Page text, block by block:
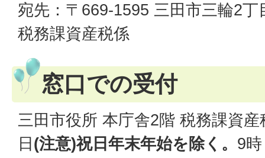
宛先：〒669-1595 三田市三輪2
税務課資産税係
窓口での受付
三田市役所 本庁舎2階 税務課資
日(注意)祝日年末年始を除く。 9